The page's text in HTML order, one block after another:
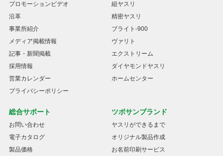
プロモーションビデオ
沿革
事業所紹介
メディア掲載情報
記事・新聞掲載
採用情報
営業カレンダー
プライバシーポリシー
組ヤスリ
精密ヤスリ
ブライト-900
ヴァリト
エクストリーム
ダイヤモンドヤスリ
ホームセンター
総合サポート
お問い合わせ
電子カタログ
製品価格
ツボサンブランド
ヤスリができるまで
オリジナル製品作成
お名前印刷サービス